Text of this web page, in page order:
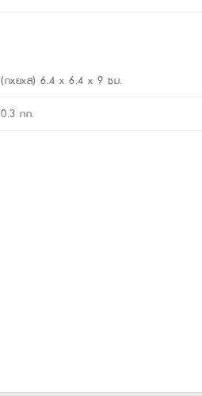
(กxยxส) 6.4 x 6.4 x 9 ซม.
0.3 กก.